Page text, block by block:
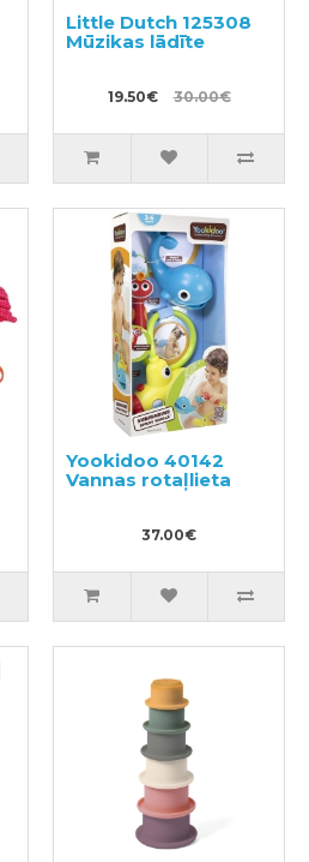
Little Dutch 125308
Mūzikas lādīte
19.50€ 30.00€
Yookidoo 40142
Vannas rotaļlieta
37.00€